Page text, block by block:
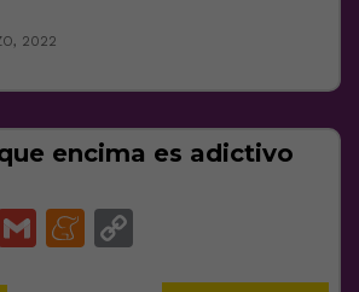
2022
encima es adictivo
WhatsApp
GmailMeneame